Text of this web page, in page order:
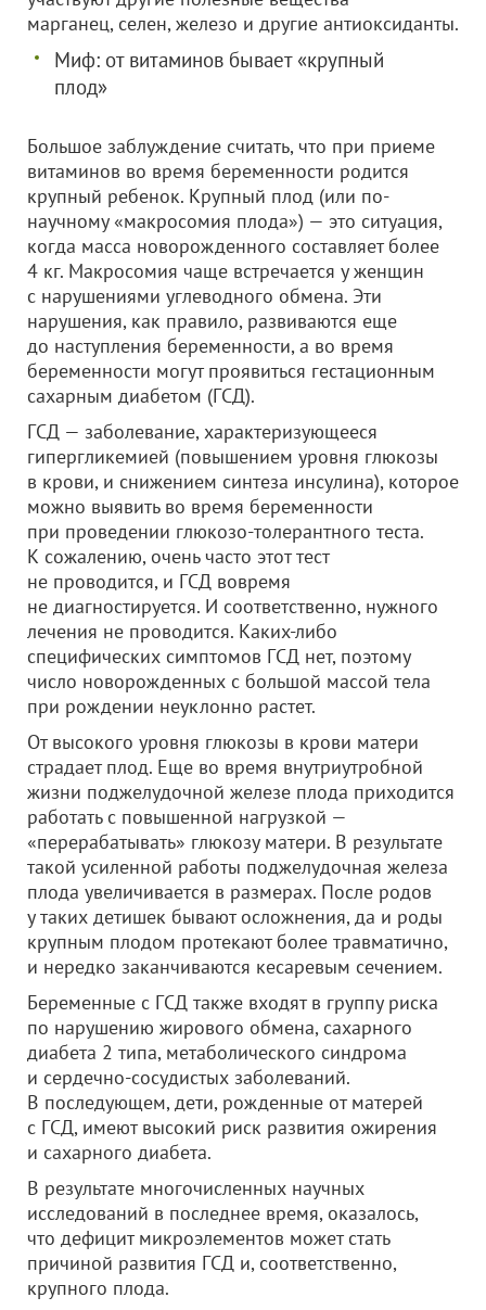
марганец, селен, железо и другие антиоксиданты.
Миф: от витаминов бывает «крупный
плод»
Большое заблуждение считать, что при приеме
витаминов во время беременности родится
крупный ребенок. Крупный плод (или по-
научному «макросомия плода») — это ситуация,
когда масса новорожденного составляет более
4 кг. Макросомия чаще встречается у женщин
с нарушениями углеводного обмена. Эти
нарушения, как правило, развиваются еще
до наступления беременности, а во время
беременности могут проявиться гестационным
сахарным диабетом (ГСД).
ГСД — заболевание, характеризующееся
гипергликемией (повышением уровня глюкозы
в крови, и снижением синтеза инсулина), которое
можно выявить во время беременности
при проведении глюкозо-толерантного теста.
К сожалению, очень часто этот тест
не проводится, и ГСД вовремя
не диагностируется. И соответственно, нужного
лечения не проводится. Каких-либо
специфических симптомов ГСД нет, поэтому
число новорожденных с большой массой тела
при рождении неуклонно растет.
От высокого уровня глюкозы в крови матери
страдает плод. Еще во время внутриутробной
жизни поджелудочной железе плода приходится
работать с повышенной нагрузкой —
«перерабатывать» глюкозу матери. В результате
такой усиленной работы поджелудочная железа
плода увеличивается в размерах. После родов
у таких детишек бывают осложнения, да и роды
крупным плодом протекают более травматично,
и нередко заканчиваются кесаревым сечением.
Беременные с ГСД также входят в группу риска
по нарушению жирового обмена, сахарного
диабета 2 типа, метаболического синдрома
и сердечно-сосудистых заболеваний.
В последующем, дети, рожденные от матерей
с ГСД, имеют высокий риск развития ожирения
и сахарного диабета.
В результате многочисленных научных
исследований в последнее время, оказалось,
что дефицит микроэлементов может стать
причиной развития ГСД и, соответственно,
крупного плода.